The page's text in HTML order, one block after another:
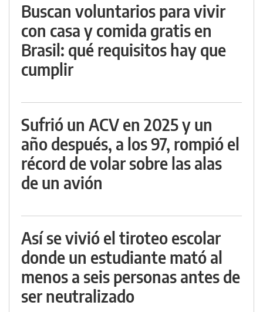
Buscan voluntarios para vivir
con casa y comida gratis en
Brasil: qué requisitos hay que
cumplir
Sufrió un ACV en 2025 y un
año después, a los 97, rompió el
récord de volar sobre las alas
de un avión
Así se vivió el tiroteo escolar
donde un estudiante mató al
menos a seis personas antes de
ser neutralizado